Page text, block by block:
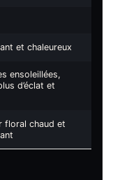
et chaleureux
ensoleillées,
d’éclat et
floral chaud et